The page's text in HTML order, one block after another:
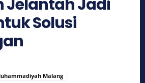
Jelantah Jadi
Solusi
Malang